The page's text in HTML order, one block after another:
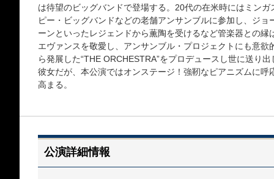
は待望のビッグバンドで登場する。20代の在米時にはミン
ピー・ビッグバンドなどの老舗アンサンブルに参加し、ジ
ーンといったレジェンドから薫陶を受けるなど管楽器との
エヴァンスを敬愛し、アンサンブル・プロジェクトにも意
ら発展した“THE ORCHESTRA”をプロデュースし世に送り
彼女だが、本公演ではオンステージ！強靭なピアニズムに
高まる。
公演詳細情報